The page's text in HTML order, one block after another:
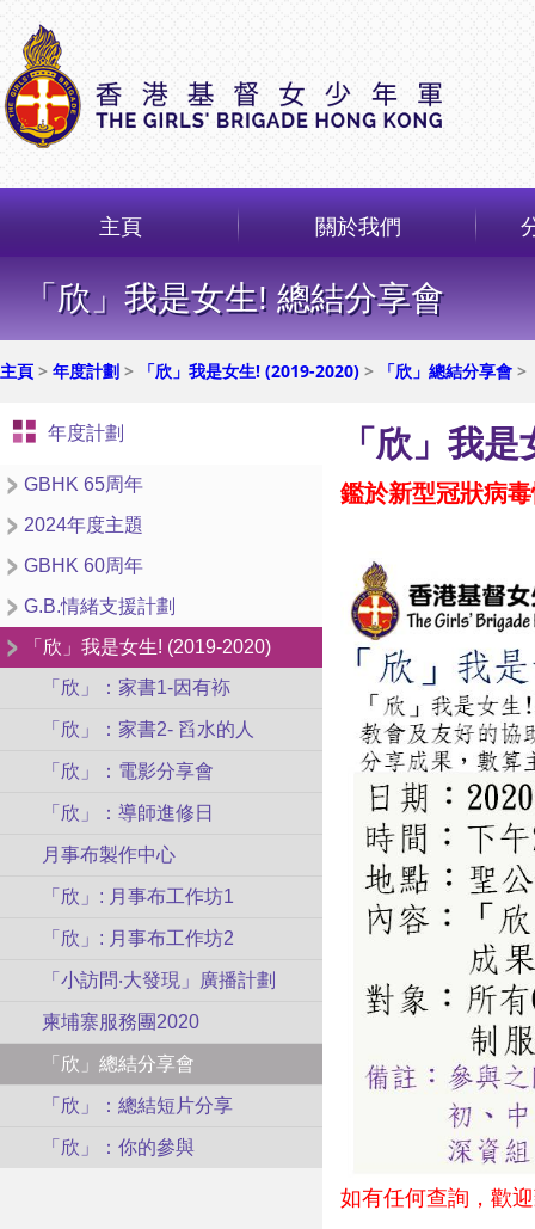
主頁 關於我們
「欣」我是女生! 總結分享會
主頁 > 年度計劃 > 「欣」我是女生! (2019-2020) > 「欣」總結分享會 >
年度計劃
GBHK 65周年
2024年度主題
GBHK 60周年
G.B.情緒支援計劃
「欣」我是女生! (2019-2020)
「欣」：家書1-因有袮
「欣」：家書2- 舀水的人
「欣」：電影分享會
「欣」：導師進修日
月事布製作中心
「欣」: 月事布工作坊1
「欣」: 月事布工作坊2
「小訪問‧大發現」廣播計劃
柬埔寨服務團2020
「欣」總結分享會
「欣」：總結短片分享
「欣」：你的參與
「欣」我
鑑於新型冠狀病
如有任何查詢，歡